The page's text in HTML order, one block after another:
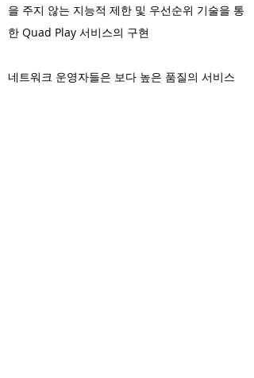
을 주지 않는 지능적 제한 및 우선순위 기술을 통
한 Quad Play 서비스의 구현
네트워크 운영자들은 보다 높은 품질의 서비스